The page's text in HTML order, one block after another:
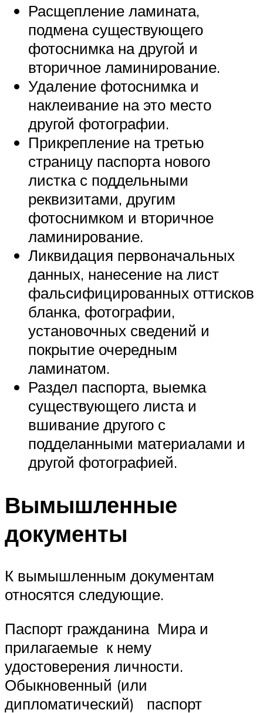
Расщепление ламината,
подмена существующего
фотоснимка на другой и
вторичное ламинирование.
Удаление фотоснимка и
наклеивание на это место
другой фотографии.
Прикрепление на третью
страницу паспорта нового
листка с поддельными
реквизитами, другим
фотоснимком и вторичное
ламинирование.
Ликвидация первоначальных
данных, нанесение на лист
фальсифицированных оттисков
бланка, фотографии,
установочных сведений и
покрытие очередным
ламинатом.
Раздел паспорта, выемка
существующего листа и
вшивание другого с
подделанными материалами и
другой фотографией.
Вымышленные
документы
К вымышленным документам
относятся следующие.
Паспорт гражданина Мира и
прилагаемые к нему
удостоверения личности.
Обыкновенный (или
дипломатический) паспорт